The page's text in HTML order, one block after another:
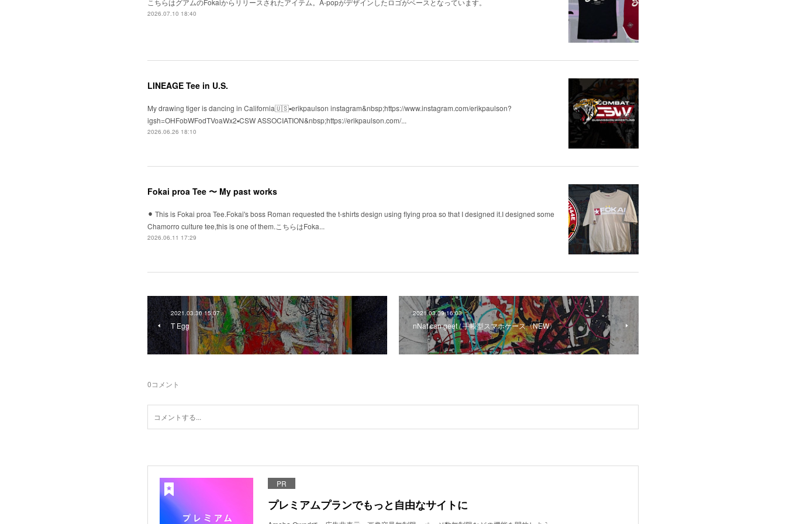
こちらはグアムのFokaiからリリースされたアイテム。A-popがデザインしたロゴがベースとなっています。
2026.07.10 18:40
LINEAGE Tee in U.S.
My drawing tiger is dancing in California🇺🇸▪️erikpaulson instagram&nbsp;https://www.instagram.com/erikpaulson?
igsh=OHFobWFodTVoaWx2▪️CSW ASSOCIATION&nbsp;https://erikpaulson.com/...
2026.06.26 18:10
Fokai proa Tee 〜 My past works
⚫︎ This is Fokai proa Tee.Fokai's boss Roman requested the t-shirts design using flying proa so that I designed it.I designed some
Chamorro culture tee,this is one of them.こちらはFoka...
2026.06.11 17:29
2021.03.30 15:07
T Egg
2021.03.09 16:03
nNat can geet / 手帳型スマホケース〈NEW〉
0コメント
PR
プレミアムプランでもっと自由なサイトに